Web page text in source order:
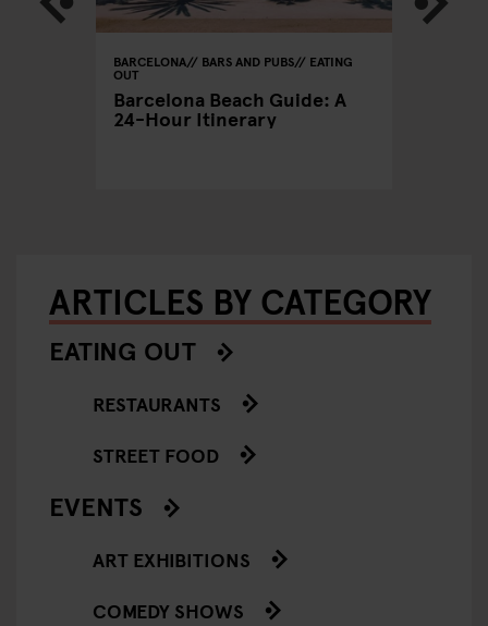
BARCELONA BARS AND PUBS EATING
OUT
Barcelona Beach Guide: A
24-Hour Itinerary
ARTICLES BY CATEGORY
EATING OUT
RESTAURANTS
STREET FOOD
EVENTS
ART EXHIBITIONS
COMEDY SHOWS